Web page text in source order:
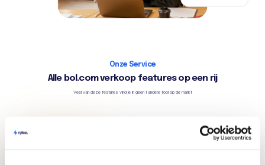
Onze Service
Alle bol.com verkoop features op een rij
Veel van deze features vind je in geen 1 andere tool op de markt